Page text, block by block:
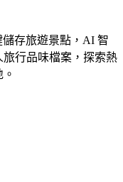
儲存旅遊景點，AI 智
行品味檔案，探索熱